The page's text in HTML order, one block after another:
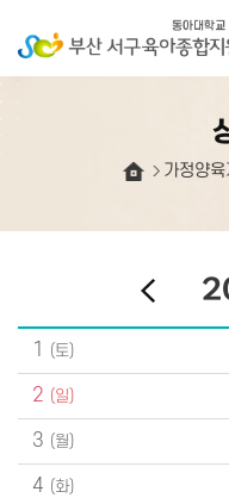
가정양육
1
2
3
4